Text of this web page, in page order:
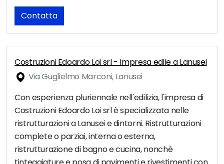
Contatta
Costruzioni Edoardo Loi srl - Impresa edile a Lanusei
Via Guglielmo Marconi, Lanusei
Con esperienza pluriennale nell'edilizia, l'impresa di
Costruzioni Edoardo Loi srl è specializzata nelle
ristrutturazioni a Lanusei e dintorni. Ristrutturazioni
complete o parziai, interna o esterna,
ristrutturazione di bagno e cucina, nonchè